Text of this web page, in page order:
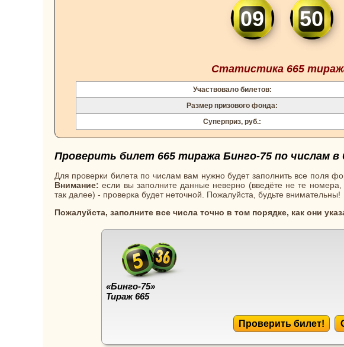
09 50
Статистика 665
Участвовало билетов:
Размер призового фонда:
Суперприз, руб.:
Проверить билет 665 тиража Бинго-75 по числам в
Для проверки билета по числам вам нужно будет заполнить все поля
Внимание: если вы заполните данные неверно (введёте не те
так далее) - проверка будет неточной. Пожалуйста, будьте внимательны!
Пожалуйста, заполните все числа точно в том порядке, как они
«Бинго-75»
Тираж 665
Проверить билет!